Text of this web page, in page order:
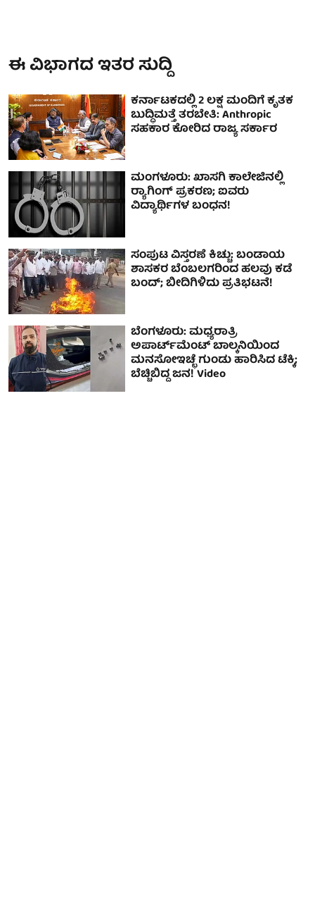
ಈ ವಿಭಾಗದ ಇತರ ಸುದ್ದಿ
ಕರ್ನಾಟಕದಲ್ಲಿ 2 ಲಕ್ಷ ಮಂದಿಗೆ ಕೃತಕ
ಬುದ್ಧಿಮತ್ತೆ ತರಬೇತಿ: Anthropic
ಸಹಕಾರ ಕೋರಿದ ರಾಜ್ಯ ಸರ್ಕಾರ
ಮಂಗಳೂರು: ಖಾಸಗಿ ಕಾಲೇಜಿನಲ್ಲಿ
ರ‍್ಯಾಗಿಂಗ್ ಪ್ರಕರಣ; ಐವರು
ವಿದ್ಯಾರ್ಥಿಗಳ ಬಂಧನ!
ಸಂಪುಟ ವಿಸ್ತರಣೆ ಕಿಚ್ಚು: ಬಂಡಾಯ
ಶಾಸಕರ ಬೆಂಬಲಗರಿಂದ ಹಲವು ಕಡೆ
ಬಂದ್; ಬೀದಿಗಿಳಿದು ಪ್ರತಿಭಟನೆ!
ಬೆಂಗಳೂರು: ಮಧ್ಯರಾತ್ರಿ
ಅಪಾರ್ಟ್‌ಮೆಂಟ್‌ ಬಾಲ್ಕನಿಯಿಂದ
ಮನಸೋಇಚ್ಛೆ ಗುಂಡು ಹಾರಿಸಿದ ಟೆಕ್ಕಿ;
ಬೆಚ್ಚಿಬಿದ್ದ ಜನ! Video